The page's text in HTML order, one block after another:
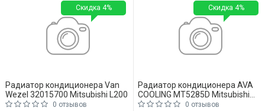
Радиатор кондиционера Van
Wezel 32015700 Mitsubishi L200
0 отзывов
Скидка 4%
Радиатор кондиционера AVA
COOLING MT5285D Mitsubishi
L200
0 отзывов
Скидка 4%